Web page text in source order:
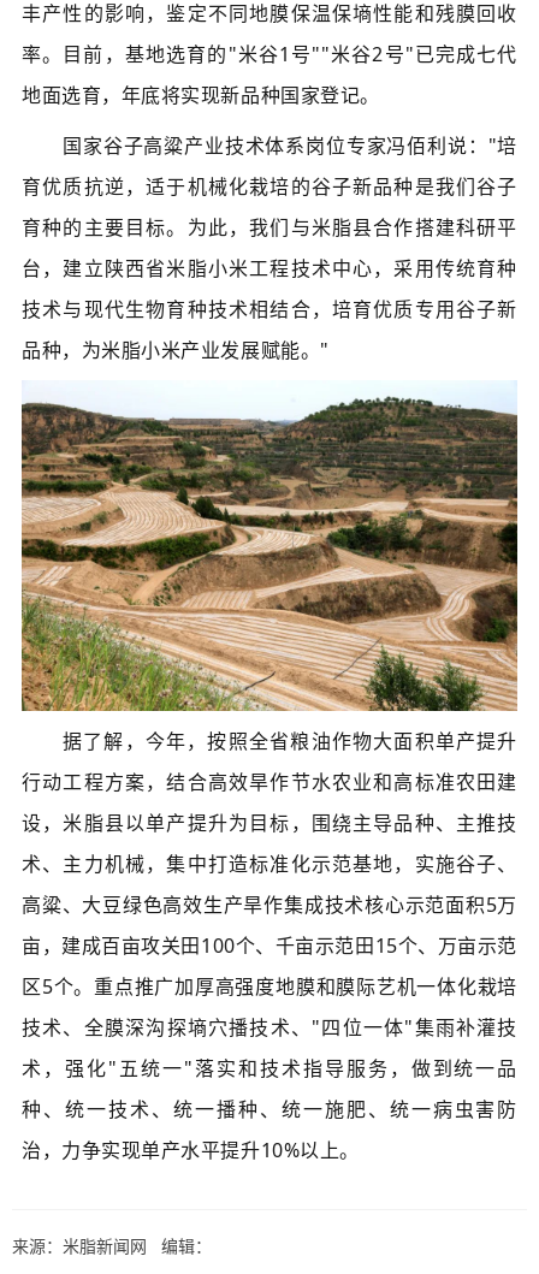
丰产性的影响，鉴定不同地膜保温保墒性能和残膜回收
率。目前，基地选育的"米谷1号""米谷2号"已完成七代
地面选育，年底将实现新品种国家登记。
国家谷子高粱产业技术体系岗位专家冯佰利说："培
育优质抗逆，适于机械化栽培的谷子新品种是我们谷子
育种的主要目标。为此，我们与米脂县合作搭建科研平
台，建立陕西省米脂小米工程技术中心，采用传统育种
技术与现代生物育种技术相结合，培育优质专用谷子新
品种，为米脂小米产业发展赋能。 "
据了解，今年，按照全省粮油作物大面积单产提升
行动工程方案，结合高效旱作节水农业和高标准农田建
设，米脂县以单产提升为目标，围绕主导品种、主推技
术、主力机械，集中打造标准化示范基地，实施谷子、
高粱、大豆绿色高效生产旱作集成技术核心示范面积5万
亩，建成百亩攻关田100个、千亩示范田15个、万亩示范
区5个。重点推广加厚高强度地膜和膜际艺机一体化栽培
技术、全膜深沟探墒穴播技术、"四位一体"集雨补灌技
术，强化"五统一"落实和技术指导服务，做到统一品
种、统一技术、统一播种、统一施肥、统一病虫害防
治，力争实现单产水平提升10%以上。
来源：米脂新闻网 编辑：